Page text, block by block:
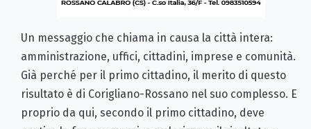
Un messaggio che chiama in causa la città intera:
amministrazione, uffici, cittadini, imprese e comunità.
Già perché per il primo cittadino, il merito di questo
risultato è di Corigliano-Rossano nel suo complesso. E
proprio da qui, secondo il primo cittadino, deve